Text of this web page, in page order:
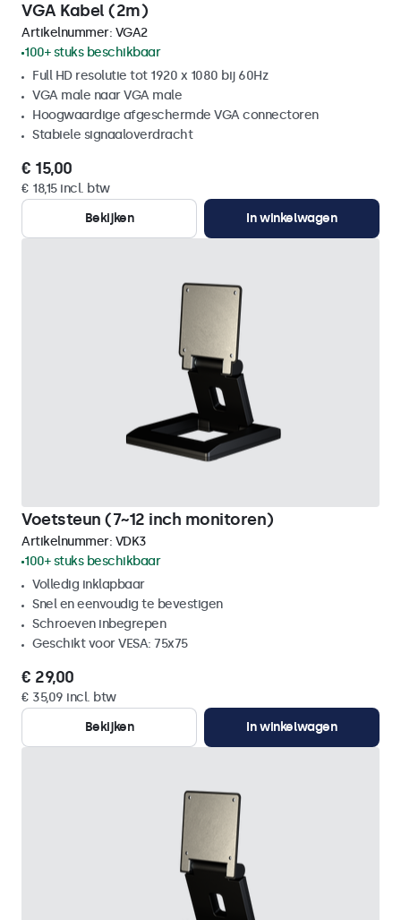
VGA Kabel (2m)
Artikelnummer: VGA2
100+ stuks beschikbaar
Full HD resolutie tot 1920 x 1080 bij 60Hz
VGA male naar VGA male
Hoogwaardige afgeschermde VGA connectoren
Stabiele signaaloverdracht
€ 15,00
€ 18,15 incl. btw
Bekijken
In winkelwagen
Voetsteun (7~12 inch monitoren)
Artikelnummer: VDK3
100+ stuks beschikbaar
Volledig inklapbaar
Snel en eenvoudig te bevestigen
Schroeven inbegrepen
Geschikt voor VESA: 75x75
€ 29,00
€ 35,09 incl. btw
Bekijken
In winkelwagen